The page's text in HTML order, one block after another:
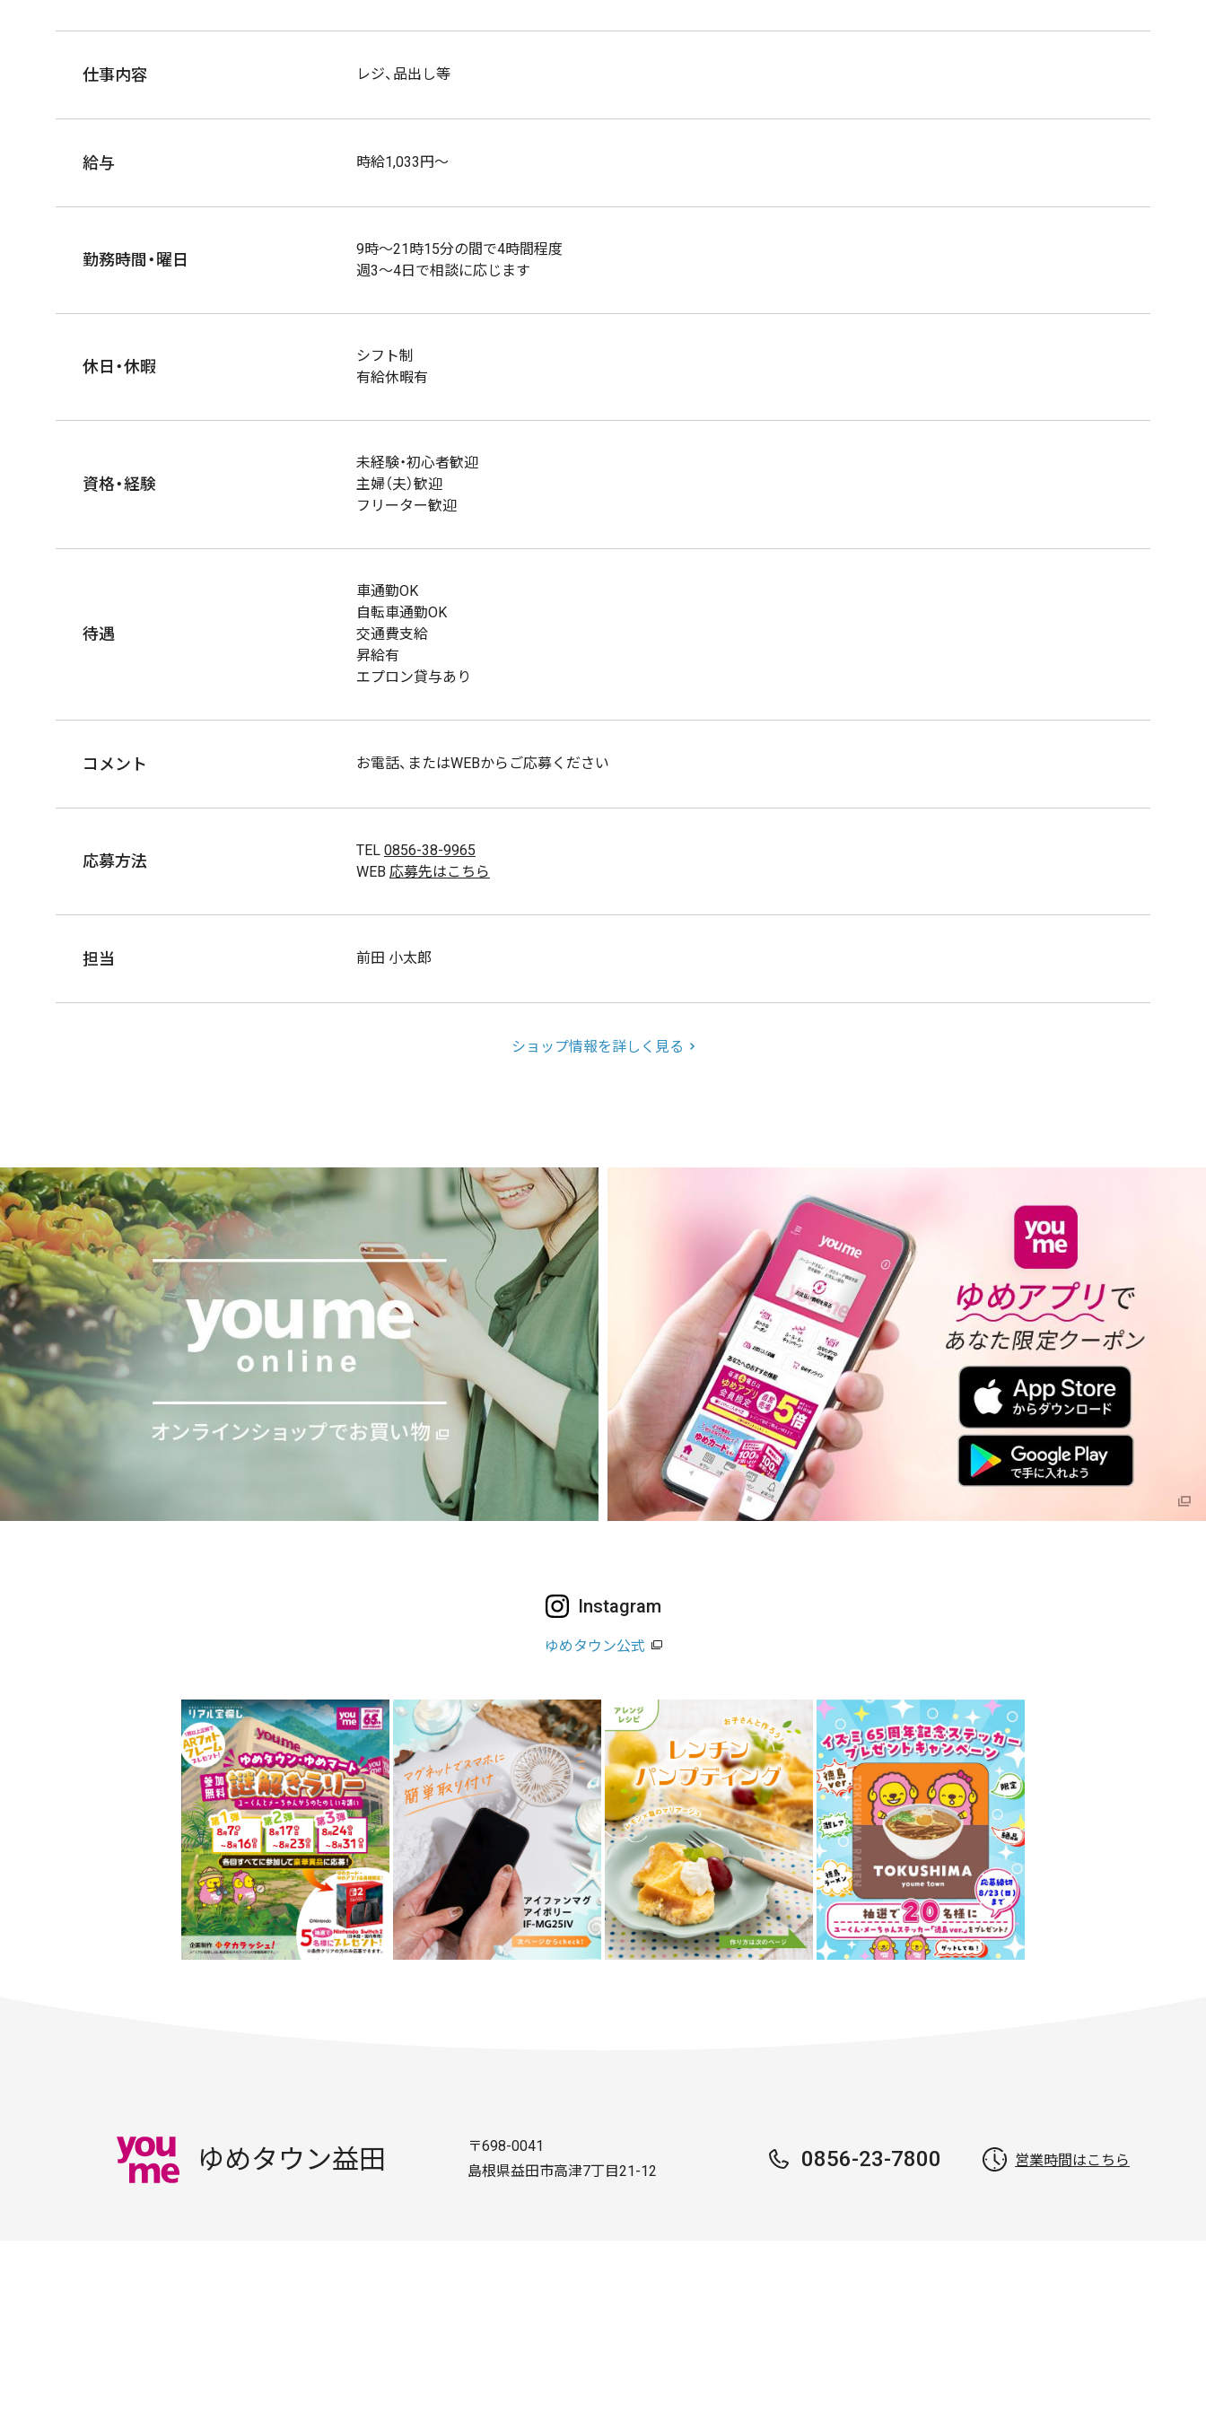
仕事内容 レジ、品出し等
給与 時給1,033円～
勤務時間・曜日
9時～21時15分の間で4時間程度
週3～4日で相談に応じます
休日・休暇
シフト制
有給休暇有
資格・経験
未経験・初心者歓迎
主婦（夫）歓迎
フリーター歓迎
待遇
車通勤OK
自転車通勤OK
交通費支給
昇給有
エプロン貸与あり
コメント お電話、またはWEBからご応募ください
応募方法
TEL 0856-38-9965
WEB 応募先はこちら
担当 前田 小太郎
ショップ情報を詳しく見る
Instagram
ゆめタウン公式
ゆめタウン益田
〒698-0041
島根県益田市高津7丁目21-12
0856-23-7800 営業時間はこちら